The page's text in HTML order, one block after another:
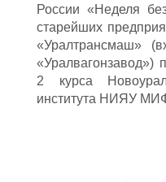
России «Неделя
старейших
«Уралтрансмаш»
«Уралвагонзавод»)
2 курса
института НИЯУ